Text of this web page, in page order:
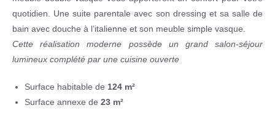
quotidien. Une suite parentale avec son dressing et sa salle de
bain avec douche à l’italienne et son meuble simple vasque.
Cette réalisation moderne possède un grand salon-séjour
lumineux complété par une cuisine ouverte
Surface habitable de 124 m²
Surface annexe de 23 m²